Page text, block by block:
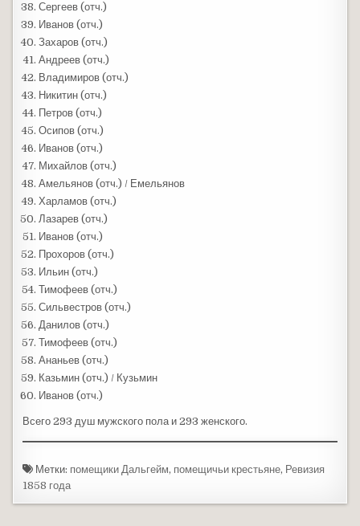
Сергеев (отч.)
Иванов (отч.)
Захаров (отч.)
Андреев (отч.)
Владимиров (отч.)
Никитин (отч.)
Петров (отч.)
Осипов (отч.)
Иванов (отч.)
Михайлов (отч.)
Амельянов (отч.) / Емельянов
Харламов (отч.)
Лазарев (отч.)
Иванов (отч.)
Прохоров (отч.)
Ильин (отч.)
Тимофеев (отч.)
Сильвестров (отч.)
Данилов (отч.)
Тимофеев (отч.)
Ананьев (отч.)
Казьмин (отч.) / Кузьмин
Иванов (отч.)
Всего 293 душ мужского пола и 293 женского.
Метки: помещики Дальгейм, помещичьи крестьяне, Ревизия
1858 года